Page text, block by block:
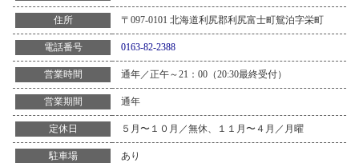
住所 〒097-0101 北海道利尻郡利尻富士町鴛泊字栄町
電話番号 0163-82-2388
営業時間 通年／正午～21：00（20:30最終受付）
営業期間 通年
定休日 ５月〜１０月／無休、１１月〜４月／月曜
駐車場 あり